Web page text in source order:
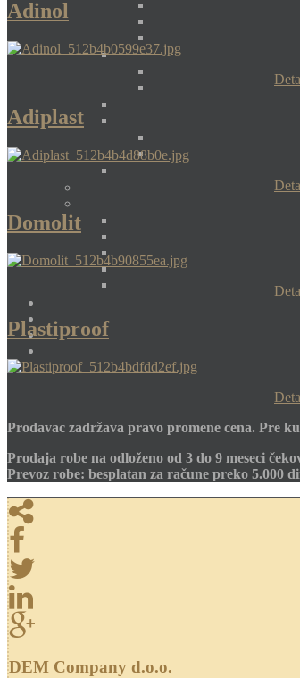
Adinol
Adiplast
Domolit
Plastiproof
Prodavac zadržava pravo promene cena. Pre
Prodaja robe na odloženo od 3 do 9 meseci
Prevoz robe: besplatan za račune preko 5.000
DEM Company d.o.o.